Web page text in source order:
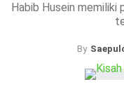
Habib Husein
By